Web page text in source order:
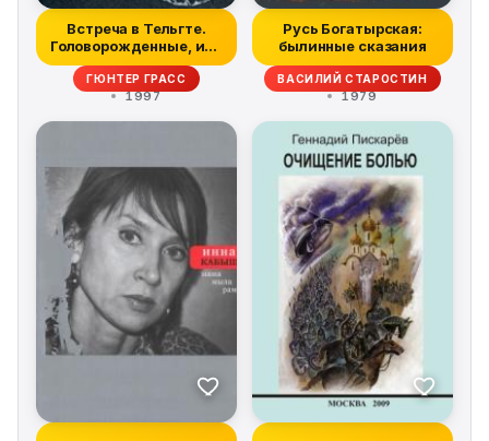
Встреча в Тельгте.
Головорожденные, или
Немцы выми...
ГЮНТЕР ГРАСС
1997
Русь Богатырская:
былинные сказания
ВАСИЛИЙ СТАРОСТИН
1979